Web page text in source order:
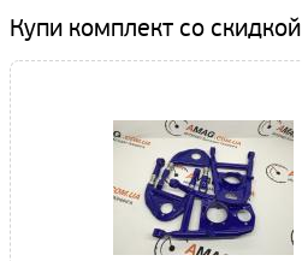
Купи комплект со скидкой